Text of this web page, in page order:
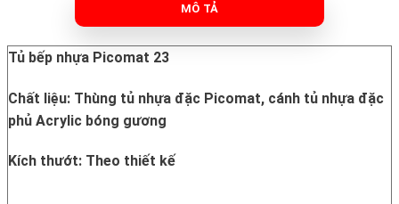
MÔ TẢ
Tủ bếp nhựa Picomat 23
Chất liệu: Thùng tủ nhựa đặc Picomat, cánh tủ nhựa đặc
phủ Acrylic bóng gương
Kích thướt: Theo thiết kế